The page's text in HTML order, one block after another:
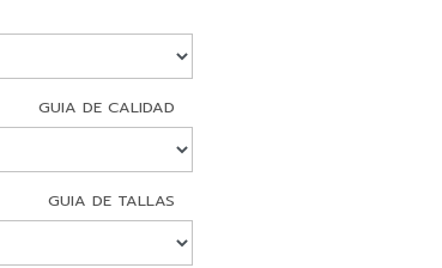
GUIA DE CALIDAD
GUIA DE TALLAS